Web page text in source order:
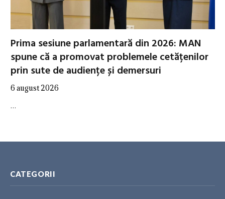
Prima sesiune parlamentară din 2026: MAN
spune că a promovat problemele cetățenilor
prin sute de audiențe și demersuri
6 august 2026
…
CATEGORII